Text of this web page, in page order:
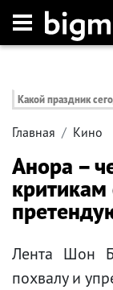
Какой праздник
Главная Кино
Анора –
Лента Шон
похвалу и